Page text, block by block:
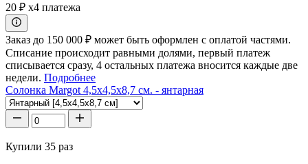
20 ₽ x4 платежа
Заказ до 150 000 ₽ может быть оформлен с оплатой частями.
Списание происходит равными долями, первый платеж
списывается сразу, 4 остальных платежа вносится каждые две
недели. Подробнее
Солонка Margot 4,5x4,5x8,7 см. - янтарная
Купили 35 раз